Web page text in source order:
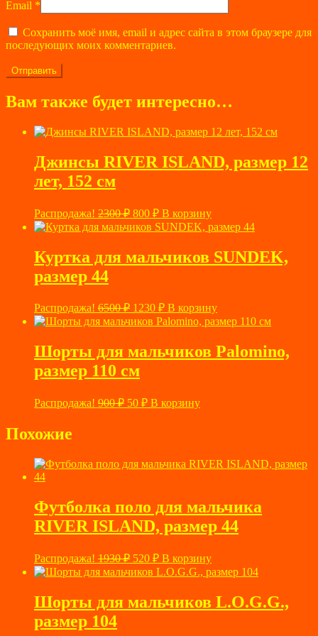
Email *
Сохранить моё имя, email и адрес сайта в этом браузере для
последующих моих комментариев.
Вам также будет интересно…
Джинсы RIVER ISLAND, размер 12
лет, 152 см
Распродажа! 2300₽ Первоначальная
цена
составляла
800 ₽Текущая
цена:
В корзину
Куртка для мальчиков SUNDEK,
размер 44
Распродажа! 6500₽ Первоначальная
цена
составляла
1230 ₽Текущая
цена:
В корзину
Шорты для мальчиков Palomino,
размер 110 см
Распродажа! 900₽ Первоначальная
50 ₽Текущая
цена:
В корзину
Похожие
Футболка поло для мальчика
RIVER ISLAND, размер 44
Распродажа! 1930₽ Первоначальная
цена
составляла
520 ₽Текущая
цена:
В корзину
Шорты для мальчиков L.O.G.G.,
размер 104